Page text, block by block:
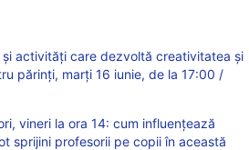
activități care dezvoltă creativitatea și
părinți, marți 16 iunie, de la 17:00 /
vineri la ora 14: cum influențează
sprijini profesorii pe copii în această